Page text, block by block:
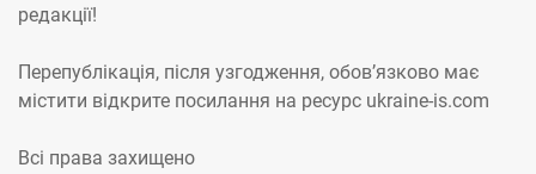
редакції!
Перепублікація, після узгодження, обов’язково має
містити відкрите посилання на ресурс ukraine-is.com
Всі права захищено